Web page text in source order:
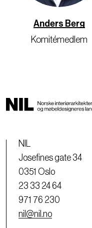
Anders Berg
Komitémedlem
NIL
Josefines gate 34
0351 Oslo
23 33 24 64
971 76 230
nil@nil.no